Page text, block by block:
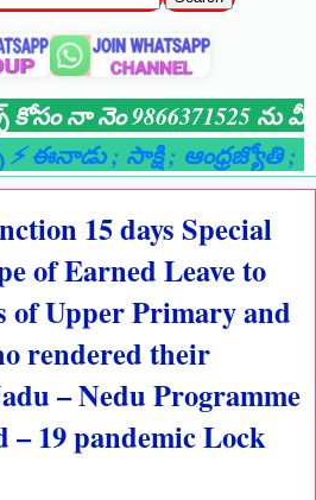
కోసం నా నెం 9866371525 ను
ఈనాడు; సాక్షి; ఆంధ్రజ్యోతి;
15 days Special
of Earned Leave to
of Upper Primary and
rendered their
– Nedu Programme
19 pandemic Lock